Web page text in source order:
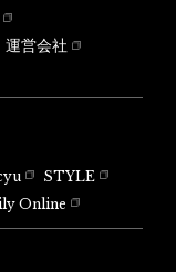
運営会社
STYLE
Online